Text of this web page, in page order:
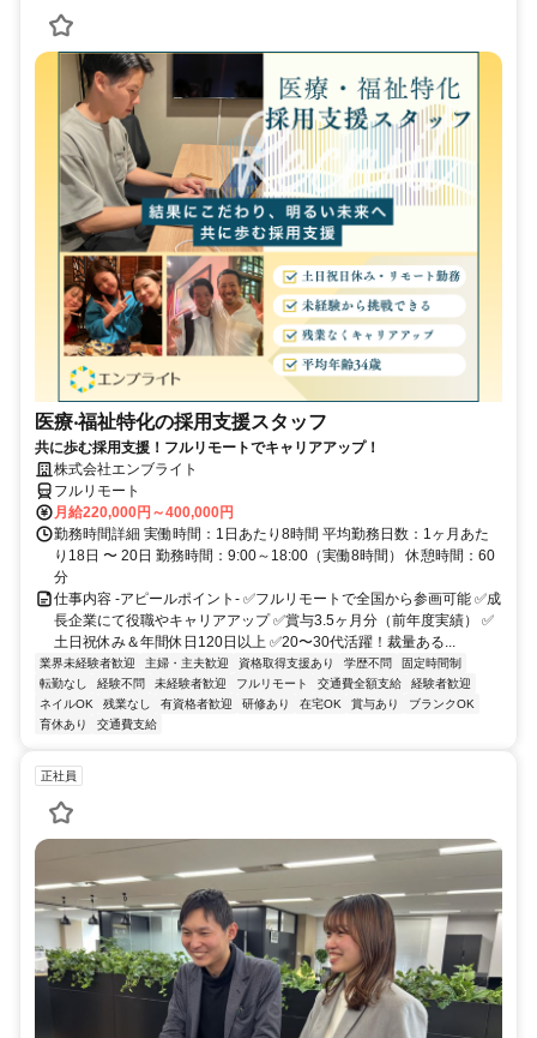
医療‧福祉特化の採用支援スタッフ
共に歩む採用支援！フルリモートでキャリアアップ！
株式会社エンブライト
フルリモート
月給220,000円～400,000円
勤務時間詳細 実働時間：1日あたり8時間 平均勤務日数：1ヶ月あた
り18日 〜 20日 勤務時間：9:00～18:00（実働8時間） 休憩時間：60
分
仕事内容 -アピールポイント- ✅フルリモートで全国から参画可能 ✅成
長企業にて役職やキャリアアップ ✅賞与3.5ヶ月分（前年度実績） ✅
土日祝休み＆年間休日120日以上 ✅20〜30代活躍！裁量ある...
業界未経験者歓迎 主婦・主夫歓迎 資格取得支援あり 学歴不問
固定時間制
転勤なし
経験不問 未経験者歓迎 フルリモート 交通費全額支給
経験者歓迎
ネイルOK
残業なし 有資格者歓迎 研修あり 在宅OK 賞与あり
ブランクOK
育休あり
交通費支給
正社員